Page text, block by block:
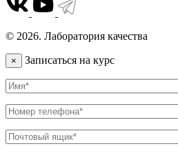
© 2026. Лаборатория качества
× Записаться на курс